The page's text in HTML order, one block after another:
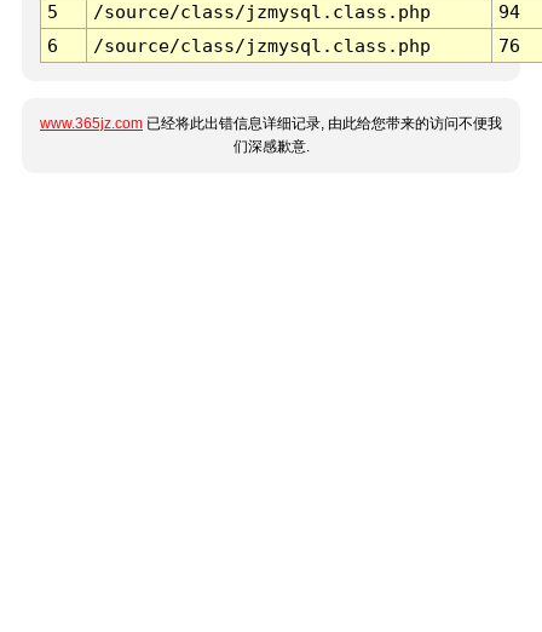
5
/source/class/jzmysql.class.php
94
6
/source/class/jzmysql.class.php 76
www.365jz.com 已经将此出错信息详细记录, 由此给您带来的访问不便我
们深感歉意.